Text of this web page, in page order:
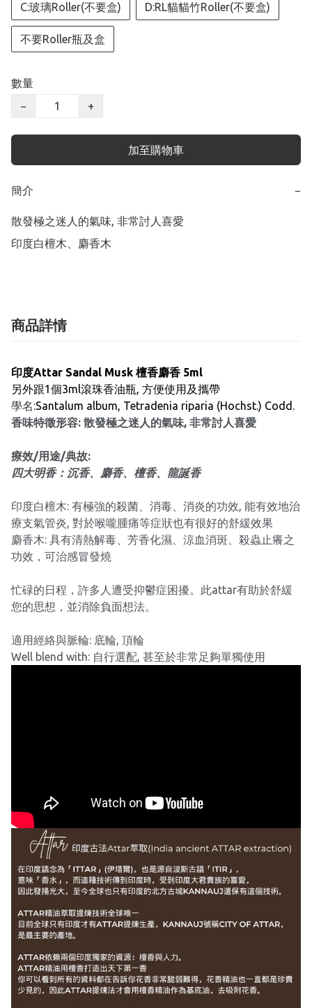
C:玻璃Roller(不要盒) D:RL貓貓竹Roller(不要盒)
不要Roller瓶及盒
數量
−
+
加至購物車
簡介 −
散發極之迷人的氣味, 非常討人喜愛
印度白檀木、麝香木
商品詳情
印度Attar Sandal Musk 檀香麝香 5ml
另外跟1個3ml滾珠香油瓶, 方便使用及攜帶
學名:Santalum album, Tetradenia riparia (Hochst.) Codd.
香味特徵形容: 散發極之迷人的氣味, 非常討人喜愛
療效/用途/典故:
四大明香：沉香、麝香、檀香、龍誕香
印度白檀木: 有極強的殺菌、消毒、消炎的功效, 能有效地治
療支氣管炎, 對於喉嚨腫痛等症狀也有很好的舒緩效果
麝香木: 具有清熱解毒、芳香化濕、涼血消斑、殺蟲止癢之
功效，可治感冒發燒
忙碌的日程，許多人遭受抑鬱症困擾。此attar有助於舒緩
您的思想，並消除負面想法。
適用經絡與脈輪: 底輪, 頂輪
Well blend with: 自行選配, 甚至於非常足夠單獨使用